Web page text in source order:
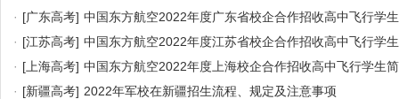
· [广东高考] 中国东方航空2022年度广东省校企合作招收高中飞行学
· [江苏高考] 中国东方航空2022年度江苏省校企合作招收高中飞行学
· [上海高考] 中国东方航空2022年度上海校企合作招收高中飞行学生
· [新疆高考] 2022年军校在新疆招生流程、规定及注意事项